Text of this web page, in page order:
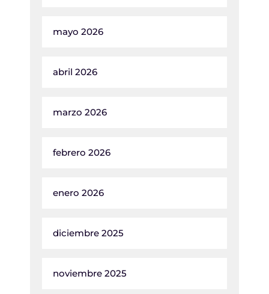
mayo 2026
abril 2026
marzo 2026
febrero 2026
enero 2026
diciembre 2025
noviembre 2025